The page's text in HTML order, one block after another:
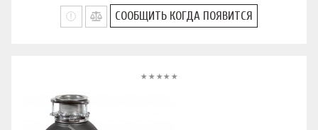
СООБЩИТЬ КОГДА ПОЯВИТСЯ